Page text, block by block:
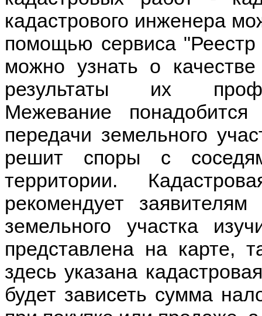
кадастрового инженера
помощью сервиса
можно узнать о
результаты их
Межевание
передачи земельного
решит споры с
территории.
рекомендует
земельного участка
представлена на карте,
здесь указана
будет зависеть сумма